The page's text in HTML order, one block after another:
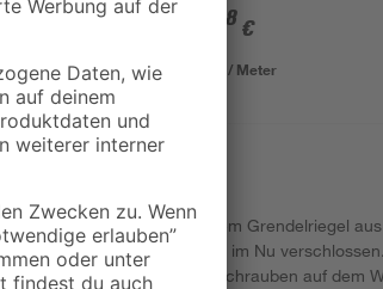
98 €
1,99 € / Meter
einfachen Kellertür, mit dem Grendelriegel
Qualitätsmarke ist alles im Nu
mit sechs passenden Schrauben auf dem